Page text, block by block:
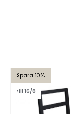
Spara 10%
till 16/8